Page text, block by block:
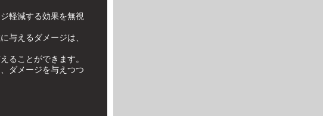
軽減する効果を無視
与えるダメージは、
ることができます。
ダメージを与えつつ